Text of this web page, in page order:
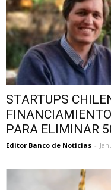
STARTUPS
PARA ELIMINAR
Editor Banco de Noticias -